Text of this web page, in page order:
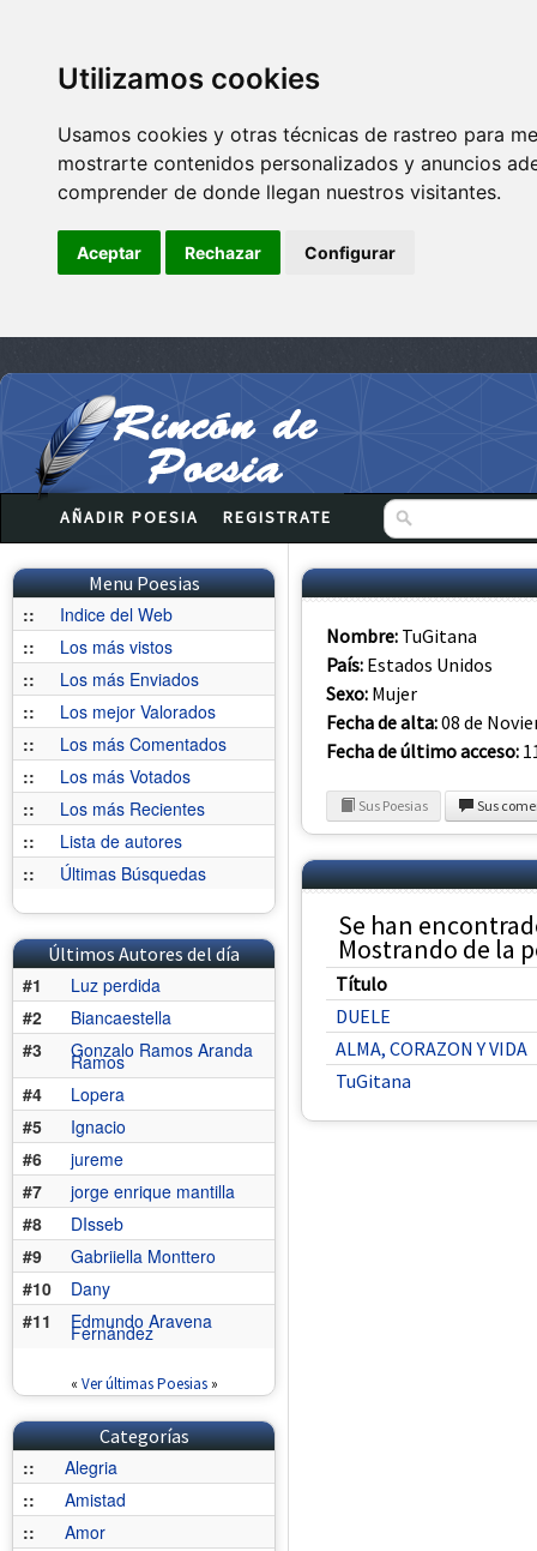
Utilizamos cookies
Usamos cookies y otras técnicas de rastreo para
mostrarte contenidos personalizados y anuncios
comprender de donde llegan nuestros visitantes.
Aceptar Rechazar Configurar
AÑADIR POESIA REGISTRATE
Menu Poesias
::
Indice del Web
::
Los más vistos
::
Los más Enviados
::
Los mejor Valorados
::
Los más Comentados
::
Los más Votados
::
Los más Recientes
::
Lista de autores
::
Últimas Búsquedas
Últimos Autores del día
#1
Luz perdida
#2
Biancaestella
#3
Gonzalo Ramos Aranda
Ramos
#4
Lopera
#5
Ignacio
#6
jureme
#7
jorge enrique mantilla
#8
DIsseb
#9
Gabriiella Monttero
#10
Dany
#11
Edmundo Aravena
Fernández
« Ver últimas Poesias»
Categorías
::
Alegria
::
Amistad
::
Amor
Nombre: TuGitana
País: Estados Unidos
Sexo: Mujer
Fecha de alta:08 de
Fecha de último acceso:
Sus Poesias Sus
Se han
Mostrando de la
Título
DUELE
ALMA, CORAZON Y VIDA
TuGitana